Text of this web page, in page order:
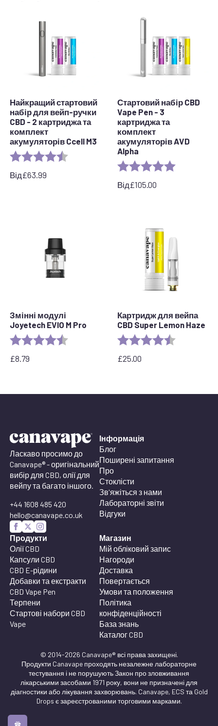
Найкращий стартовий
набір для вейп-ручки
CBD - 2 картриджа та
комплект
акумуляторів Ccell M3
Rating: 4.4 out of 5 stars
Від£63.99
Стартовий набір CBD
Vape Pen - 3
картриджа та
комплект
акумуляторів AVD
Alpha
Rating: 5.0 out of 5
Від£105.00
Змінні модулі
Joyetech EVIO M Pro
Rating: 4.7 out of 5 stars
£8.79
Картридж для вейпа
CBD Super Lemon Haze
Rating: 4.6 out of 5
£25.00
Ласкаво просимо до
Canavape® - оригінальний
вибір для CBD, олії для
вейпу та багато іншого.
+44 1608 485 420
hello@canavape.co.uk
Інформація
Блог
Поширені запитання
Про
Стоклісти
Зв'яжіться з нами
Лабораторні звіти
Відгуки
Продукти
Олії CBD
Капсули CBD
CBD E-рідини
Добавки та екстракти
CBD Vape Pen
Терпени
Стартові набори CBD
Vape
Магазин
Мій обліковий запис
Нагороди
Доставка
Повертається
Умови та положення
Політика
конфіденційності
База знань
Каталог CBD
© 2014-2026 Canavape® всі права захищені.
Продукти Canavape проходять незалежне лабораторне
тестування і не порушують Закон про зловживання
лікарськими засобами 1971 року, вони не призначені для
діагностики або лікування захворювань. Canavape, ECS та Gold
Drops є зареєстрованими торговими марками.